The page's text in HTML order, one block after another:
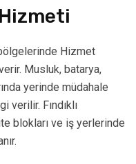
Hizmeti
Hizmet
Musluk, batarya,
yerinde müdahale
verilir. Fındıklı
blokları ve iş yerlerinde